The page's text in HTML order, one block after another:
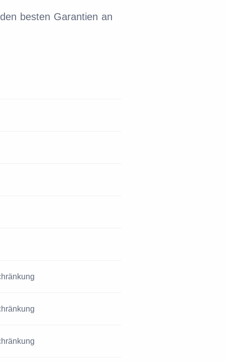
besten Garantien an